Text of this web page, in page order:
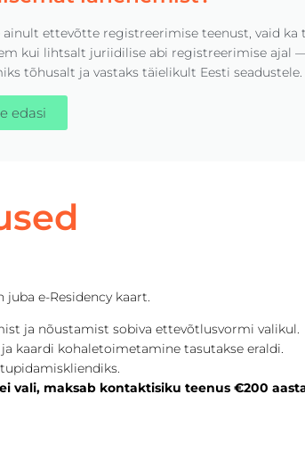
ettevõtte registreerimise teenust, vaid
kui lihtsalt juriidilise abi registreerimise ajal
tõhusalt ja vastaks täielikult Eesti seadustele.
edasi
juba e-Residency kaart.
ja nõustamist sobiva ettevõtlusvormi valikul.
kaardi kohaletoimetamine tasutakse eraldi.
maksab kontaktisiku teenus €200